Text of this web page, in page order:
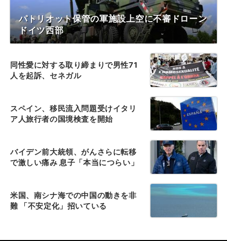
パトリオット保管の軍施設上空に不審ドローン
ドイツ西部
同性愛に対する取り締まりで男性71
人を起訴、セネガル
スペイン、移民流入問題受けイタリ
ア人旅行者の国境検査を開始
バイデン前大統領、がんさらに転移
で激しい痛み 息子「本当につらい」
米国、南シナ海での中国の動きを非
難 「不安定化」招いている